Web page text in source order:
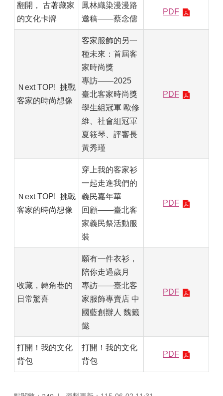
翻開， 古著藏家
的文化卡牌
鳳林織染漫漫路
邀稿——蔡念儒
PDF
Ｎext TOP! 挑戰
客家的時尚想像
客家服飾的另一
種未來：首屆客
家時尚獎
專訪——2025
臺北客家時尚獎
學生組冠軍 歐修
維、社會組冠軍
夏筱琴、評審長
黃秀瑾
PDF
Ｎext TOP! 挑戰
客家的時尚想像
穿上我的客家衫
一起走進我們的
義民嘉年華
回顧——臺北客
家義民祭活動服
裝
PDF
收藏，轉角巷的
日常驚喜
願有一件衣衫，
陪你走過歲月
專訪——臺北客
家服飾專賣店 中
國藍創辦人 魏籤
懿
PDF
打開！我的文化
背包
打開！我的文化
背包
PDF